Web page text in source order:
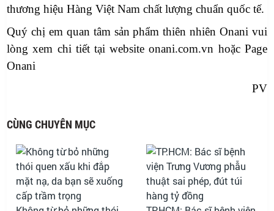
thương hiệu Hàng Việt Nam chất lượng chuẩn quốc tế.
Quý chị em quan tâm sản phẩm thiên nhiên Onani vui
lòng xem chi tiết tại website onani.com.vn hoặc Page
Onani
PV
CÙNG CHUYÊN MỤC